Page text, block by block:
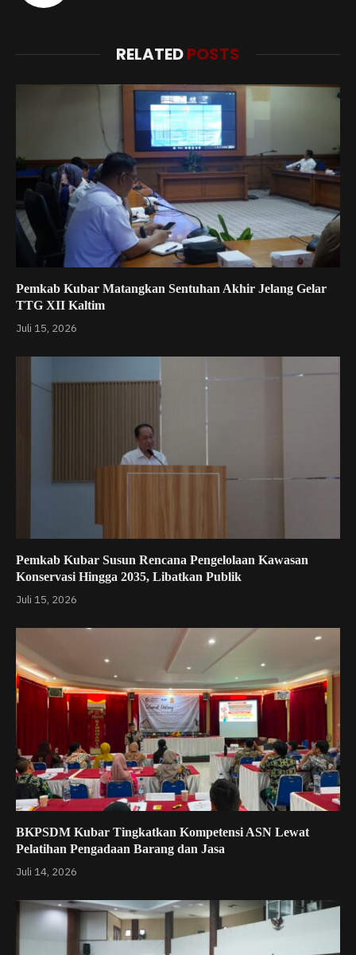
RELATEDPOSTS
Pemkab Kubar Matangkan Sentuhan Akhir Jelang Gelar
TTG XII Kaltim
Juli 15, 2026
Pemkab Kubar Susun Rencana Pengelolaan Kawasan
Konservasi Hingga 2035, Libatkan Publik
Juli 15, 2026
BKPSDM Kubar Tingkatkan Kompetensi ASN Lewat
Pelatihan Pengadaan Barang dan Jasa
Juli 14, 2026